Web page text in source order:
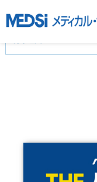
基礎医学(93)
衛生・公衆衛生学(14)